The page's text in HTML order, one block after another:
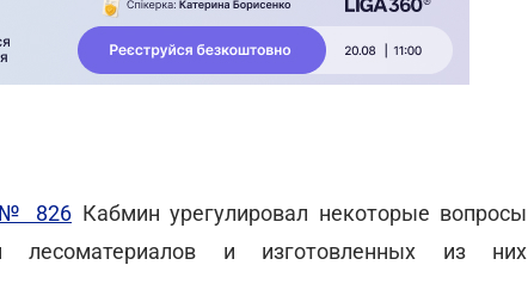
№ 826 Кабмин урегулировал некоторые вопросы
лесоматериалов и изготовленных из них